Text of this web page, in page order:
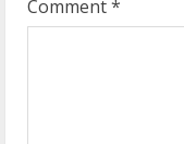
R
Comment*